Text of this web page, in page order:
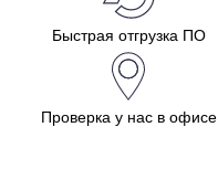
Быстрая отгрузка ПО
Проверка у нас в офисе